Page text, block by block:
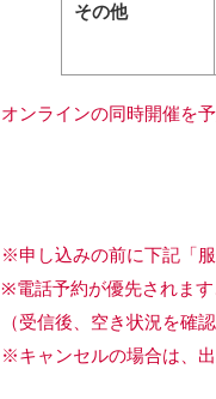
その他
オンラインの同時開催を
※申し込みの前に下記「
※電話予約が優先されま
（受信後、空き状況を確
※キャンセルの場合は、